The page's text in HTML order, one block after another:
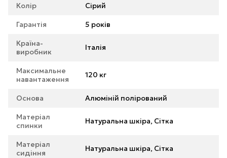
Колір Сірий
Гарантія 5 років
Країна-
виробник
Італія
Максимальне
навантаження
120 кг
Основа Алюміній полірований
Матеріал
спинки
Натуральна шкіра, Сітка
Матеріал
сидіння
Натуральна шкіра, Сітка